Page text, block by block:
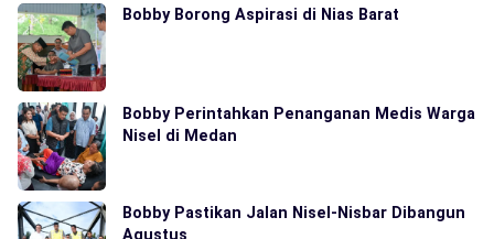
Bobby Borong Aspirasi di Nias Barat
Bobby Perintahkan Penanganan Medis Warga
Nisel di Medan
Bobby Pastikan Jalan Nisel-Nisbar Dibangun
Agustus